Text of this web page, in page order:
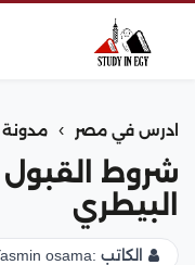
ادرس في مصر ›
شروط
البيطري
الكاتب :osama